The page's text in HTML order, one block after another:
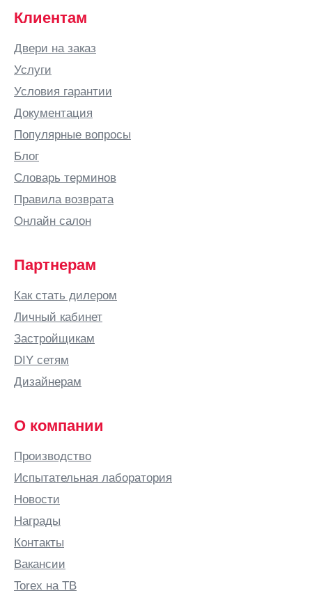
Клиентам
Двери на заказ
Услуги
Условия гарантии
Документация
Популярные вопросы
Блог
Словарь терминов
Правила возврата
Онлайн салон
Партнерам
Как стать дилером
Личный кабинет
Застройщикам
DIY сетям
Дизайнерам
О компании
Производство
Испытательная лаборатория
Новости
Награды
Контакты
Вакансии
Torex на ТВ